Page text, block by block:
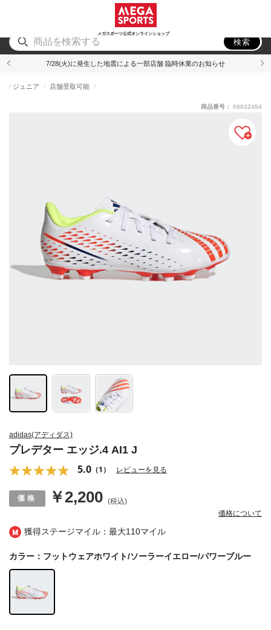
メガスポーツ公式オンラインショップ
アウトドア
検索
7/28(火)に発生した地震による一部店舗 臨時休業のお知らせ
獲得ステージマイル：最大110マイル
adidas(アディダス)
プレデター エッジ.4 AI1 J
5.0 （1） レビューを見る
ジュニア 店舗受取可能
￥2,200 (税込)
価格について
商品番号： 68832484
カラー：フットウェアホワイト/ソーラーイエロー/パワーブルー